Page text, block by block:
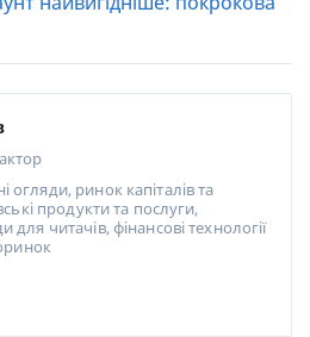
огляди, ринок капіталів та
продукти та послуги,
для читачів, фінансові технології